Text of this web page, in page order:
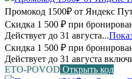
Промокод 1500₽ от Яндекс
Скидка 1 500 ₽ при
Действует до 31 августа...
Скидка 1 500 ₽ при
Действует до 31 августа
ETO-POVOD Открыть код